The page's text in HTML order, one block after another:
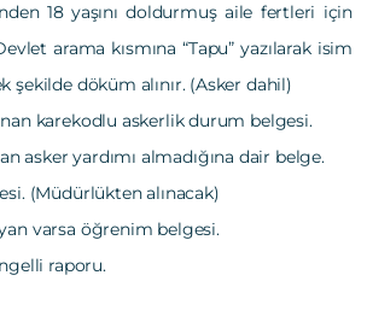
18 yaşını doldurmuş aile fertleri için
arama kısmına “Tapu” yazılarak isim
şekilde döküm alınır. (Asker dahil)
karekodlu askerlik durum belgesi.
asker yardımı almadığına dair belge.
(Müdürlükten alınacak)
varsa öğrenim belgesi.
raporu.